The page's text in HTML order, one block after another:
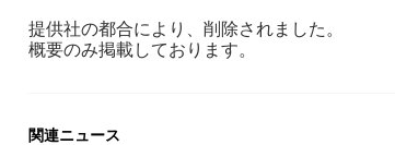
提供社の都合により、削除されました。
概要のみ掲載しております。
関連ニュース